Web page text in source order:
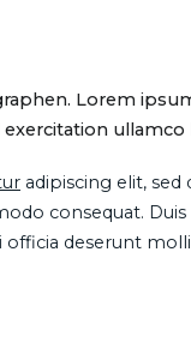
Lorem
ullamco
adipiscing elit,
consequat.
deserunt